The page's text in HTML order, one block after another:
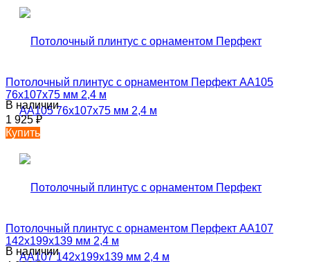
Потолочный плинтус с орнаментом Перфект AA105
76х107х75 мм 2,4 м
В наличии
1 925₽
Купить
Потолочный плинтус с орнаментом Перфект AA107
142х199х139 мм 2,4 м
В наличии